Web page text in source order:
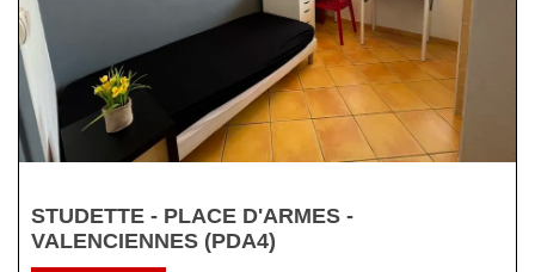
STUDETTE - PLACE D'ARMES -
VALENCIENNES (PDA4)